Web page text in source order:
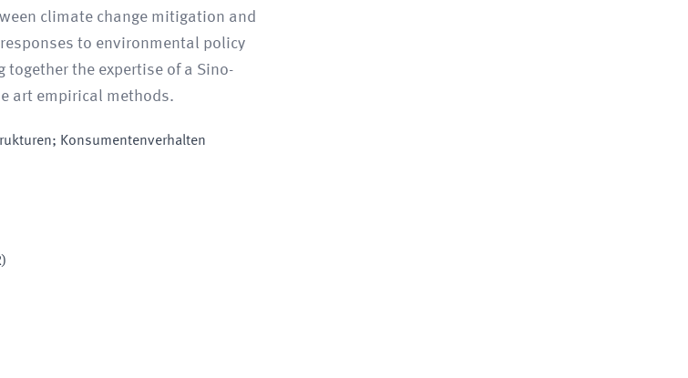
climate change mitigation and
to environmental policy
together the expertise of a Sino-
art empirical methods.
Konsumentenverhalten